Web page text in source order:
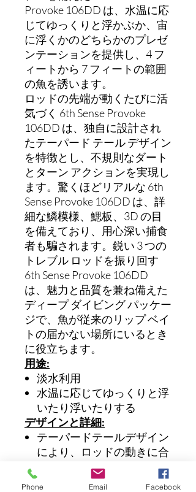
Provoke 106DD は、水温に応
じてゆっくりと浮かぶか、宙
に浮くかのどちらかのプレゼ
ンテーションを提供し、4 フ
ィートから 7 フィートの範囲
の魚を誘います。
ロッドの先端が動くたびに活
気づく 6th Sense Provoke
106DD は、独自に設計され
たテーパード テール デザイン
を特徴とし、不規則なダート
とターン アクションを実現し
ます。驚くほどリアルな 6th
Sense Provoke 106DD は、詳
細な鱗模様、鰓板、3D の目
を備えており、用心深い捕食
者も騙されます。鋭い 3 つの
トレブル ロッドを振り回す
6th Sense Provoke 106DD
は、魅力と品質を兼ね備えた
ディープ ダイビング パッケー
ジで、魚が従来のリップ ベイ
トの届かない場所にいるとき
に役立ちます。
用途:
淡水利用
水温に応じてゆっくりと浮
いたり浮いたりする
デザインと詳細:
テーパードテールデザイン
により、ロッドの動きに合
わせて驚異的なダートとタ
ーンの動きを生み出しま
Phone Email Facebook